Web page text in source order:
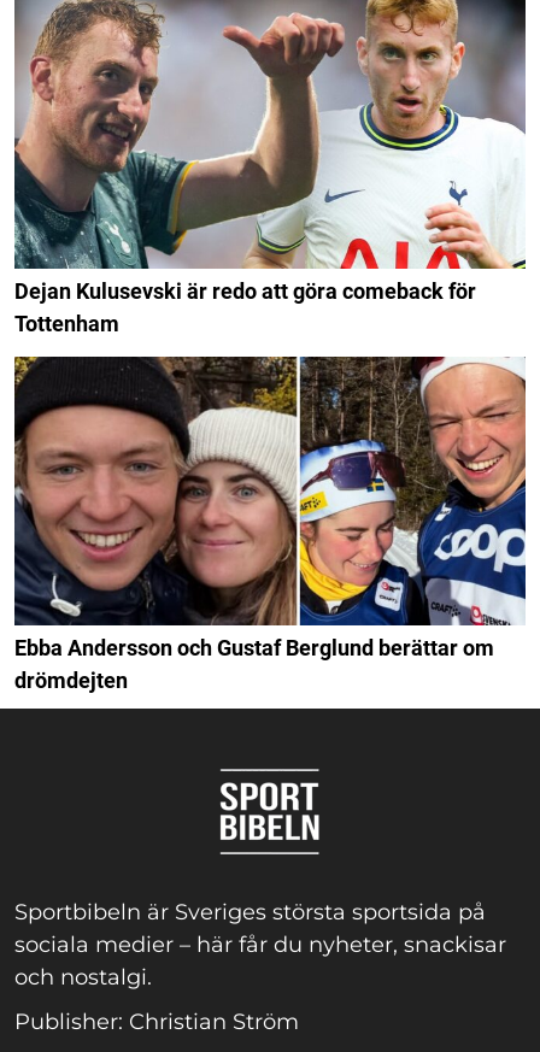
Dejan Kulusevski är redo att göra comeback för
Tottenham
Ebba Andersson och Gustaf Berglund berättar om
drömdejten
Sportbibeln är Sveriges största sportsida på
sociala medier – här får du nyheter, snackisar
och nostalgi.
Publisher: Christian Ström